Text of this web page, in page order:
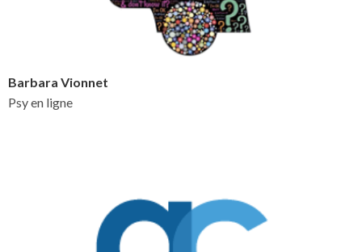
Barbara Vionnet
Psy en ligne